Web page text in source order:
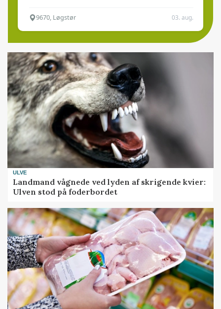
9670, Løgstør 03. aug.
ULVE
Landmand vågnede ved lyden af skrigende kvier:
Ulven stod på foderbordet